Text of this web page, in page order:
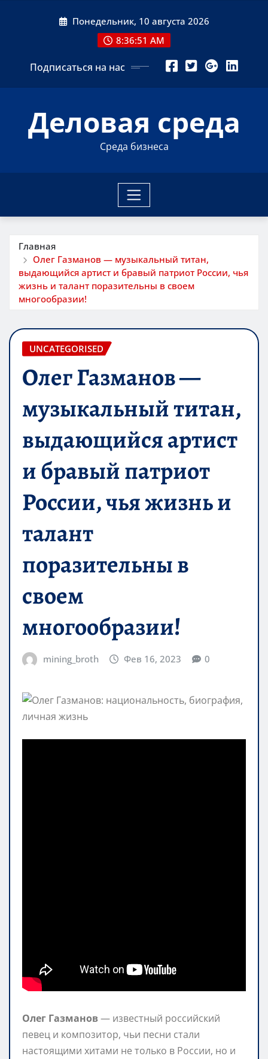
Понедельник, 10 августа 2026
8:36:52 AM
Подписаться на нас
Деловая среда
Среда бизнеса
Главная
Олег Газманов — музыкальный титан,
выдающийся артист и бравый патриот России, чья
жизнь и талант поразительны в своем
многообразии!
UNCATEGORISED
Олег Газманов —
музыкальный титан,
выдающийся артист
и бравый патриот
России, чья жизнь и
талант
поразительны в
своем
многообразии!
mining_broth Фев 16, 2023 0
Олег Газманов— известный российский
певец и композитор, чьи песни стали
настоящими хитами не только в России, но и